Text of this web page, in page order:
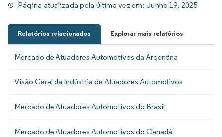
Página atualizada pela última vez em:Junho 19, 2025
Relatórios relacionados Explorar mais relatórios
Mercado de Atuadores Automotivos da Argentina
Visão Geral da Indústria de Atuadores Automotivos
Mercado de Atuadores Automotivos do Brasil
Mercado de Atuadores Automotivos do Canadá